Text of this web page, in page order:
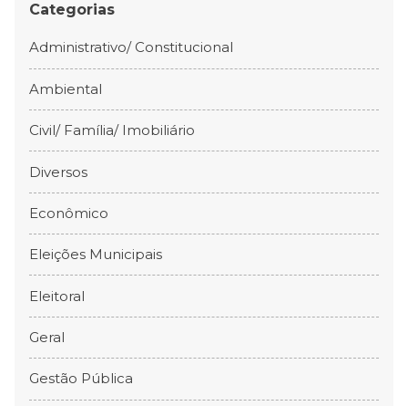
Categorias
Administrativo/ Constitucional
Ambiental
Civil/ Família/ Imobiliário
Diversos
Econômico
Eleições Municipais
Eleitoral
Geral
Gestão Pública